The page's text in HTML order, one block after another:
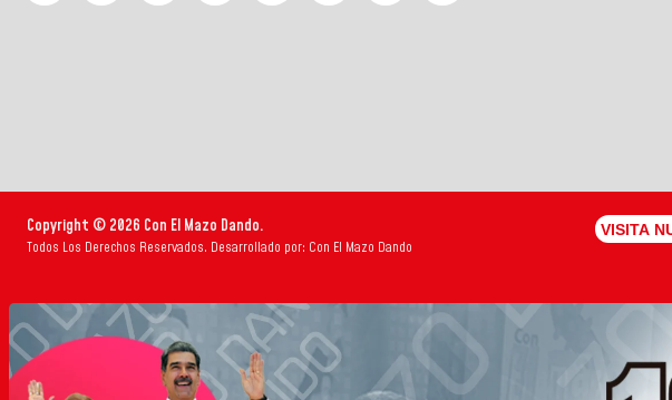
Copyright © 2026 Con El Mazo Dando.
Todos Los Derechos Reservados. Desarrollado por: Con El Mazo Dando
VISITA